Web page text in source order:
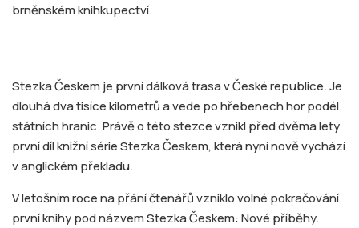
brněnském knihkupectví.
Stezka Českem je první dálková trasa v České republice. Je
dlouhá dva tisíce kilometrů a vede po hřebenech hor podél
státních hranic. Právě o této stezce vznikl před dvěma lety
první díl knižní série Stezka Českem, která nyní nově vychází
v anglickém překladu.
V letošním roce na přání čtenářů vzniklo volné pokračování
první knihy pod názvem Stezka Českem: Nové příběhy.